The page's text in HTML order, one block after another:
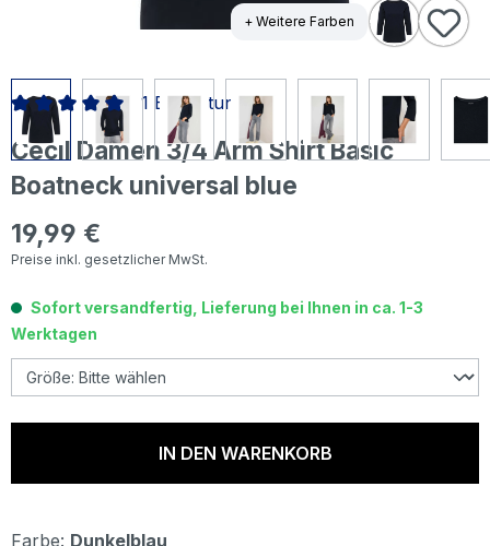
+ Weitere Farben
Cecil Damen 3/4 Arm Shirt Basic
Boatneck universal blue
Regulärer Preis:
19,99 €
Preise inkl. gesetzlicher MwSt.
Durchschnittliche Bewertung von 5 von 5 Sternen
1 Bewertung
Sofort versandfertig, Lieferung bei Ihnen in ca. 1-3
Werktagen
IN DEN WARENKORB
Farbe: Dunkelblau